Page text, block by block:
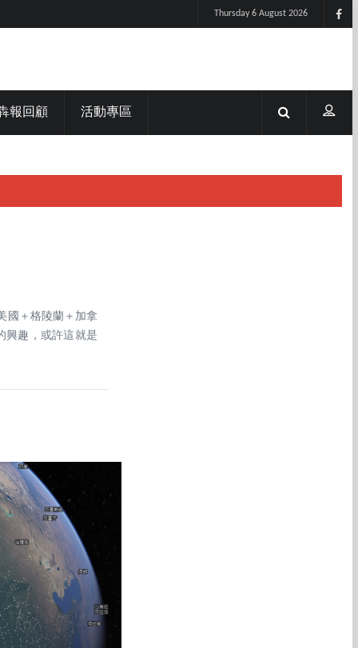
Thursday 6 August 2026
報回顧 活動專區
國＋格陵蘭＋加拿
興趣，或許這就是